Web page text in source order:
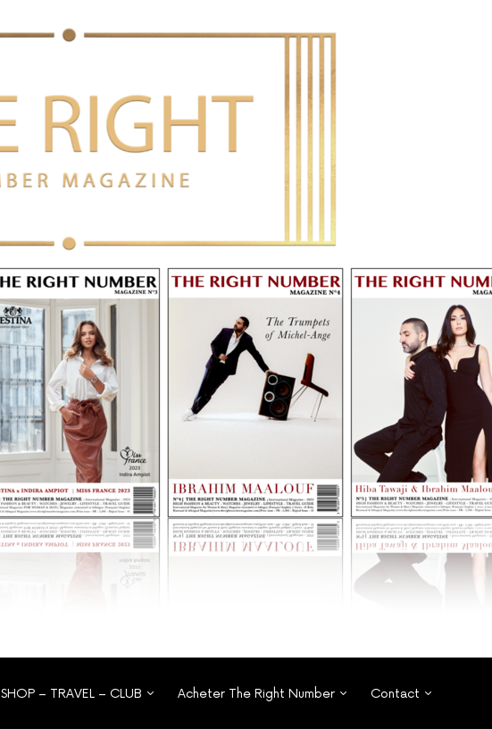
SHOP – TRAVEL – CLUB Acheter The Right Number Contact